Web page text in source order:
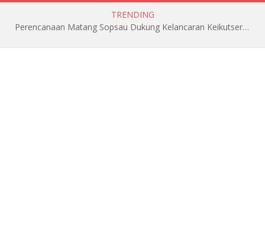
TRENDING
Perencanaan Matang Sopsau Dukung Kelancaran Keikutsertaan TNI AU di Pitch Black 2026